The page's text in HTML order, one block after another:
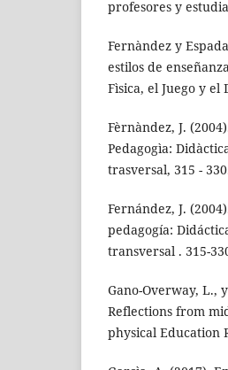
profesores y
Fernàndez y
estilos de
Fìsica, el Juego y el
Fèrnàndez, J.
Pedagogìa:
trasversal, 315 -
Fernández, J.
pedagogía:
transversal . 315-
Gano-Overway, L.,
Reflections from
physical Education